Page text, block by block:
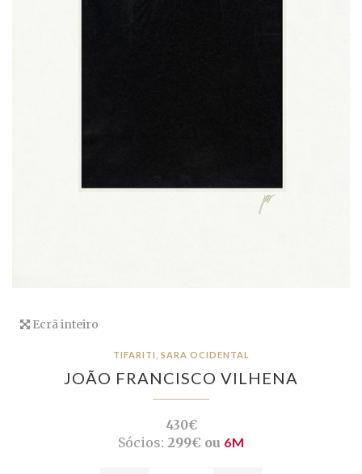
Ecrã inteiro
TIFARITI, SARA OCIDENTAL
JOÃO FRANCISCO VILHENA
430€
Sócios: 299€ ou 6M